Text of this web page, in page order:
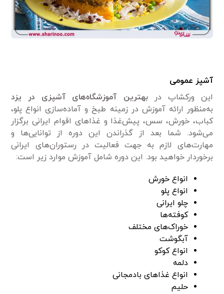
آشپز عمومی‌
این ورکشاپ دربهترین آموزشگاه‌های آشپزی در یزد
به‌منظور ارائه آموزش در زمینه طبخ و آماده‌سازی انواع پلو،
کباب، خورش، سس، پیش‌غذا و غذا‌های اقوام ایرانی برگزار
می‌شود. شما بعد از گذراندن این دوره از توانایی‌ها و
مهارت‌های لازم به جهت فعالیت در رستوران‌های ایرانی
برخوردار خواهید بود. این دوره شامل آموزش موارد زیر است:
انواع خورش
انواع پلو
چلو ایرانی
کوفته‌ها
خوراک‌های مختلف
آبگوشت
انواع کوکو
دلمه
انواع غذا‌های بادمجانی
حلیم